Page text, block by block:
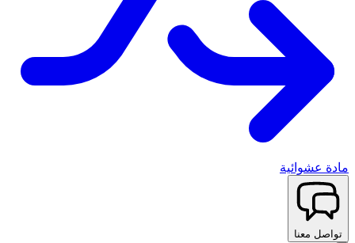
مادة عشوائية
تواصل معنا